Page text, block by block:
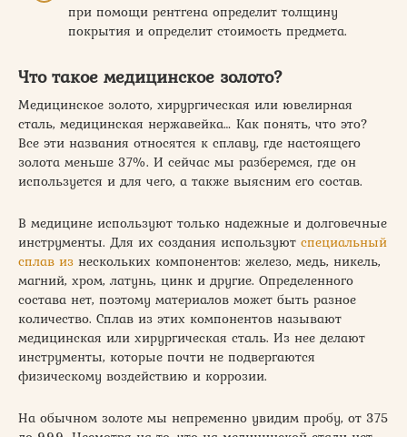
при помощи рентгена определит толщину
покрытия и определит стоимость предмета.
Что такое медицинское золото?
Медицинское золото, хирургическая или ювелирная
сталь, медицинская нержавейка… Как понять, что это?
Все эти названия относятся к сплаву, где настоящего
золота меньше 37%. И сейчас мы разберемся, где он
используется и для чего, а также выясним его состав.
В медицине используют только надежные и долговечные
инструменты. Для их создания используют специальный
сплав из нескольких компонентов: железо, медь, никель,
магний, хром, латунь, цинк и другие. Определенного
состава нет, поэтому материалов может быть разное
количество. Сплав из этих компонентов называют
медицинская или хирургическая сталь. Из нее делают
инструменты, которые почти не подвергаются
физическому воздействию и коррозии.
На обычном золоте мы непременно увидим пробу, от 375